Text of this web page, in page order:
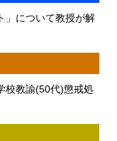
」について教授が解
校教諭(50代)懲戒処